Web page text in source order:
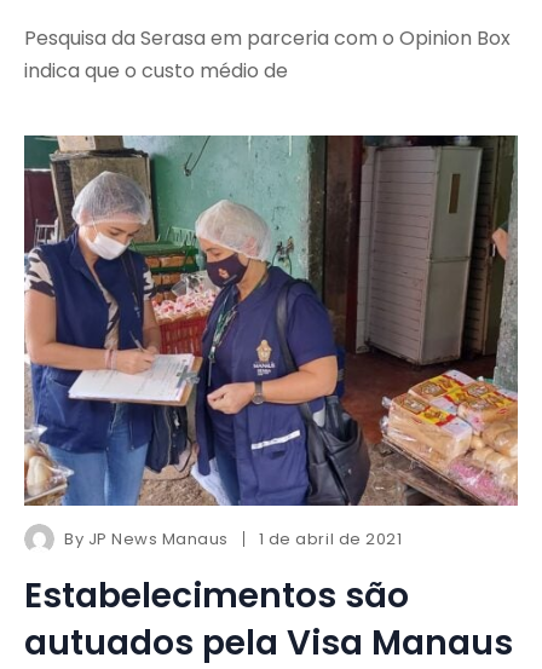
Pesquisa da Serasa em parceria com o Opinion Box
indica que o custo médio de
By JP News Manaus 1 de abril de 2021
Estabelecimentos são
autuados pela Visa Manaus